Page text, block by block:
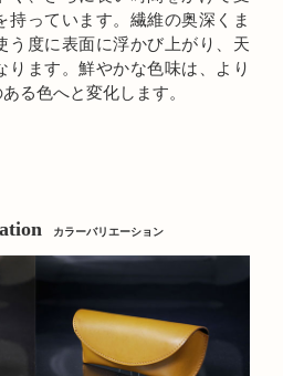
持っています。繊維の奥深くま
う度に表面に浮かび上がり、天
ります。鮮やかな色味は、より
る色へと変化します。
カラーバリエーション